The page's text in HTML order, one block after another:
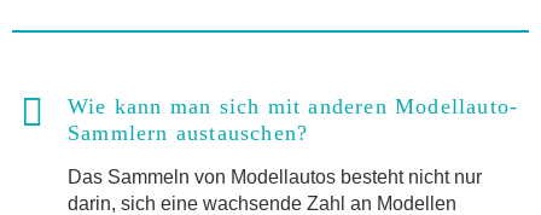
Wie kann man sich mit anderen Modellauto-
Sammlern austauschen?
Das Sammeln von Modellautos besteht nicht nur
darin, sich eine wachsende Zahl an Modellen